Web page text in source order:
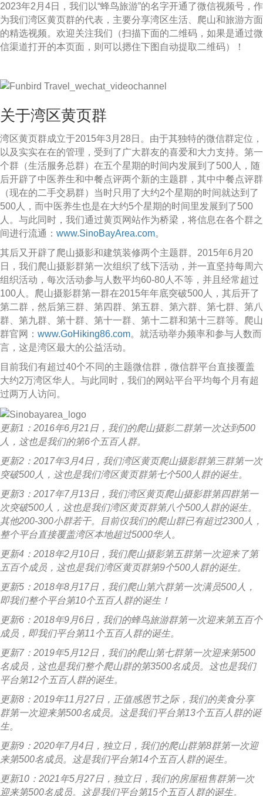
2023年2月4日，我们以“蜂鸟旅游”的名字开通了微信视频号，作
为我们湾区黄页群的代表，主要分享湾区生活、爬山和旅游方面
的精选视频。欢迎关注我们（扫描下面的二维码，如果是通过微
信渠道打开的本页面，则可以摁住下图自动提取二维码）！
关于湾区黄页群
湾区黄页群成立于2015年3月28日。由于其独特的微信群定位，
以及实实在在的管理，受到了广大群友的喜爱和大力支持。第一
个群（生活服务总群）在五个星期的时间内发展到了500人，随
后开辟了中医养生和中餐点评两个新的主题群，其中中餐点评群
（现在的二手交易群）当时只用了大约2个星期的时间就达到了
500人，而中医养生也是在大约5个星期的时间里发展到了500
人。与此同时，我们通过黄页网站作为桥梁，将信息在各个群之
间进行流通： www.SinoBayArea.com。
其后又开辟了爬山摄影和建筑装修两个主题群。2015年6月20
日，我们爬山摄影群第一次组织了线下活动，并一直坚持每周六
组织活动，每次活动参与人数平均60-80人不等，并且经常超过
100人。爬山摄影群第一群在2015年年底突破500人，其后开了
第二群，然后第三群、第四群、第五群、第六群、第七群、第八
群、第九群、第十群、第十一群、第十二群和第十三群等。爬山
群官网： www.GoHiking86.com。就活动举办频率和参与人数而
言，这是湾区最大的公益活动。
目前我们有超过40个不同的主题微信群，微信群平台直接覆盖
大约2万湾区华人。与此同时，我们的网站平台平均每个月有超
过两万人访问。
更新1：2016年6月21日，我们的爬山摄影二群第一次达到500
人，这也是我们的第6个五百人群。
更新2：2017年3月4日，我们湾区黄页爬山摄影群第三群第一次
突破500人，这也是我们湾区黄页群第七个500人群的诞生。
更新3：2017年7月13日，我们湾区黄页爬山摄影群第四群第一
次突破500人，这也是我们湾区黄页群第八个500人群的诞生。
其他200-300小群若干。目前仅我们的爬山群已有超过2300人，
整个平台直接覆盖湾区本地超过5000华人。
更新4：2018年2月10日，我们爬山摄影第五群第一次迎来了第
五百个成员，这也是我们湾区黄页群第9个500人群的诞生。
更新5：2018年8月17日，我们爬山第六群第一次满员500人，
即我们整个平台第10个五百人群的诞生！
更新6：2018年9月6日，我们的蜂鸟旅游群第一次迎来第五百个
成员，即我们平台第11个五百人群的诞生。
更新7：2019年5月12日，我们的爬山第七群第一次迎来第500
名成员，这也是我们整个爬山群的第3500名成员。这也是我们
平台第12个五百人群的诞生。
更新8：2019年11月27日，正值感恩节之际，我们的美食分享
群第一次迎来第500名成员。这是我们平台第13个五百人群的诞
生。
更新9：2020年7月4日，独立日，我们的爬山群第8群第一次迎
来第500名成员。这是我们平台第14个五百人群的诞生。
更新10：2021年5月27日，独立日，我们的房屋租售群第一次
迎来第500名成员。这是我们平台第15个五百人群的诞生。